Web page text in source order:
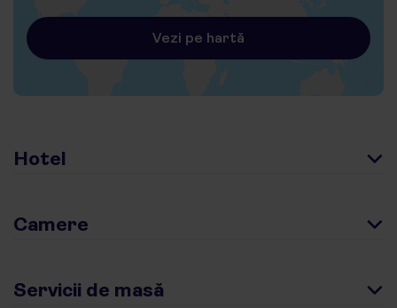
Vezi pe hartă
Hotel
Camere
Servicii de masă